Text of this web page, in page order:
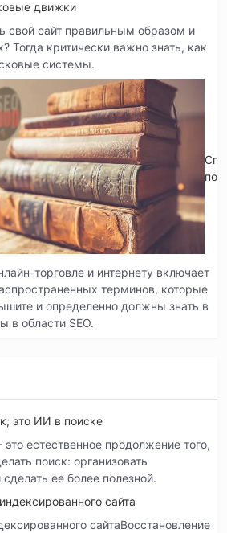
движки
свой сайт правильным образом и
Тогда критически важно знать, как
системы.
по
торговле и интернету включает
терминов, которые
и определенно должны знать в
в области SEO.
это ИИ в поиске
естественное продолжение того,
поиск: организовать
ее более полезной.
сайта
сайтаВосстановление